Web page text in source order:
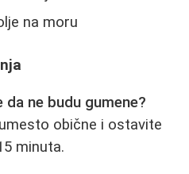
na moru
ne budu gumene?
obične i ostavite
minuta.